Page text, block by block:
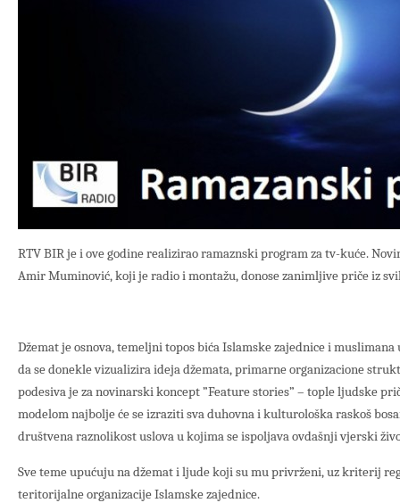
RTV BIR je i ove godine realizirao ramaznski program za tv-kuće.
Amir Muminović, koji je radio i montažu, donose zanimljive priče iz
Džemat je osnova, temeljni topos bića Islamske zajednice i
da se donekle vizualizira ideja džemata, primarne organizacione
podesiva je za novinarski koncept ”Feature stories” – tople ljudske
modelom najbolje će se izraziti sva duhovna i kulturološka raskoš
društvena raznolikost uslova u kojima se ispoljava ovdašnji vjerski
Sve teme upućuju na džemat i ljude koji su mu privrženi, uz kriterij
teritorijalne organizacije Islamske zajednice.